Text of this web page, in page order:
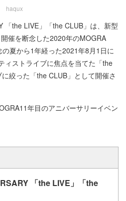
haqux
「the LIVE」「the CLUB」は、新型
催を断念した2020年のMOGRA
夏から1年経った2021年8月1日に
ィストライブに焦点を当てた「the
絞った「the CLUB」として開催さ
年目のアニバーサリーイベン
「the LIVE」「the